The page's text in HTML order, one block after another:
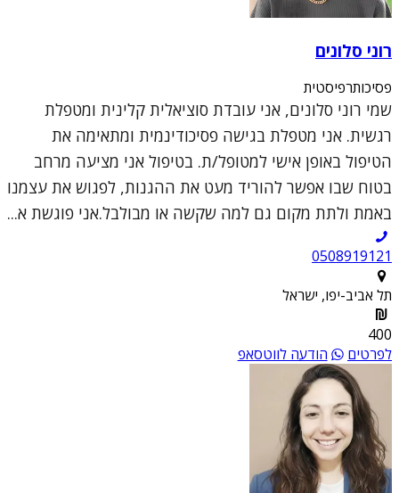
רוני סלונים
פסיכותרפיסטית
שמי רוני סלונים, אני עובדת סוציאלית קלינית ומטפלת
רגשית. אני מטפלת בגישה פסיכודינמית ומתאימה את
הטיפול באופן אישי למטופל/ת. בטיפול אני מציעה מרחב
בטוח שבו אפשר להוריד מעט את ההגנות, לפגוש את עצמנו
באמת ולתת מקום גם למה שקשה או מבולבל.אני פוגשת א...
0508919121
תל אביב-יפו, ישראל
400
לפרטים
הודעה לווטסאפ